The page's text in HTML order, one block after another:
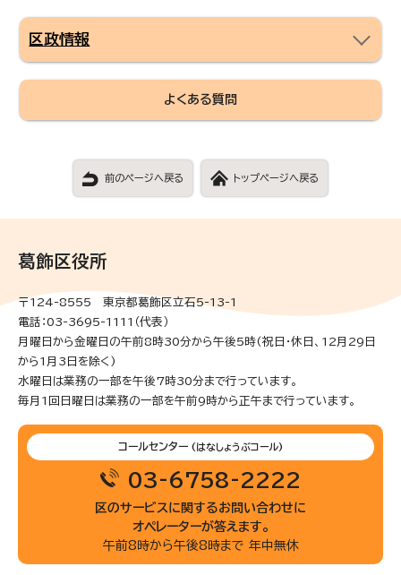
区政情報
よくある質問
前のページへ戻る トップページへ戻る
葛飾区役所
〒124-8555 東京都葛飾区立石5-13-1
電話：03-3695-1111（代表）
月曜日から金曜日の午前8時30分から午後5時(祝日・休日、12月29日
から1月3日を除く)
水曜日は業務の一部を午後7時30分まで行っています。
毎月1回日曜日は業務の一部を午前9時から正午まで行っています。
コールセンター (はなしょうぶコール)
03-6758-2222
区のサービスに関するお問い合わせに
オペレーターが答えます。
午前8時から午後8時まで 年中無休